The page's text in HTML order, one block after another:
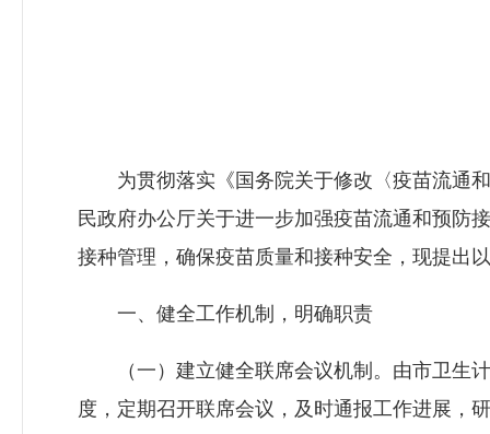
为贯彻落实《国务院关于修改〈疫苗流通和
民政府办公厅关于进一步加强疫苗流通和预防
接种管理，确保疫苗质量和接种安全，现提出
一、健全工作机制，明确职责
（一）建立健全联席会议机制。由市卫生计
度，定期召开联席会议，及时通报工作进展，